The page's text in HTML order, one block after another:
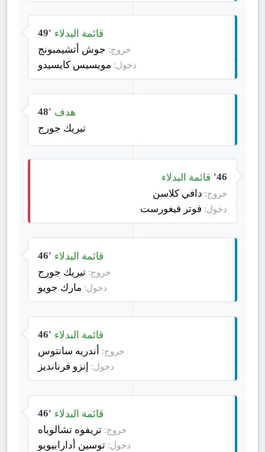
49' قائمة البدلاء
خروج: جوش أتشيمبونج
دخول: مويسيس كايسيدو
48' هدف
تيريك جورج
46' قائمة البدلاء
خروج: دافي كلاسن
دخول: فوتر فيغورست
46' قائمة البدلاء
خروج: تيريك جورج
دخول: مارك جويو
46' قائمة البدلاء
خروج: أندريه سانتوس
دخول: إنزو فرنانديز
46' قائمة البدلاء
خروج: تريفوه تشالوباه
دخول: توسين أدارابيويو